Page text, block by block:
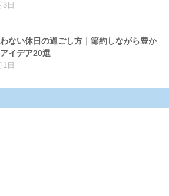
3日
ない休日の過ごし方｜節約しながら豊か
イデア20選
1日